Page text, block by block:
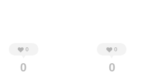
0
0
0
0